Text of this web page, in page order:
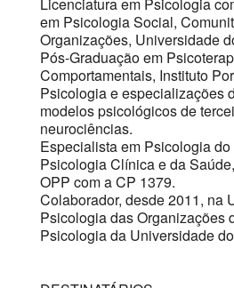
em Psicologia Social,
Organizações, Universidade
Pós-Graduação em
Comportamentais, Instituto
Psicologia e especializações
modelos psicológicos de
neurociências.
Especialista em Psicologia
Psicologia Clínica e da
OPP com a CP 1379.
Colaborador, desde 2011, na
Psicologia das Organizações
Psicologia da Universidade